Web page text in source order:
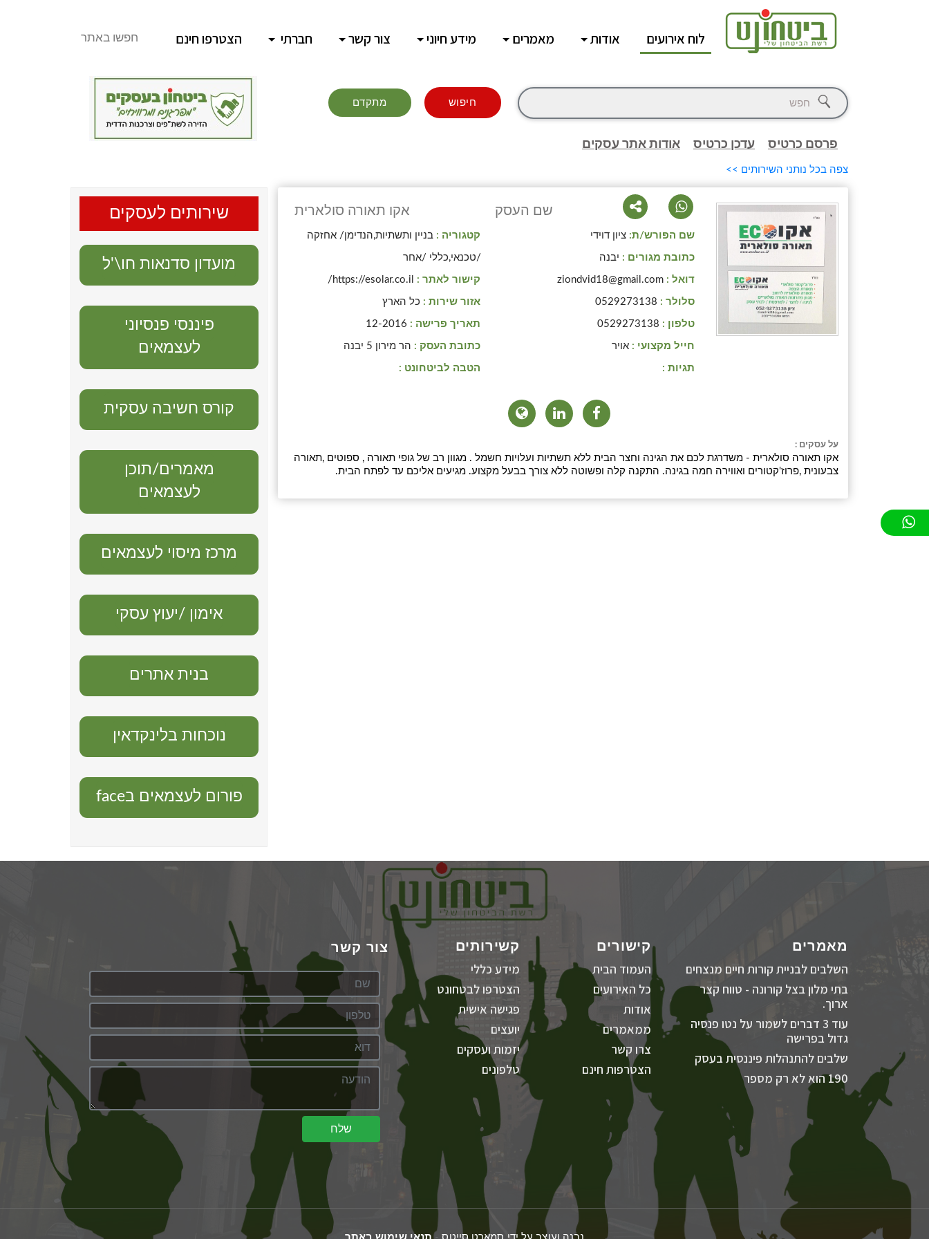
לוח אירועים אודות מאמרים מידע חיוני צור קשר חברתי הצטרפו חינם חפשו באתר
חיפוש מתקדם
פרסם כרטיס עדכן כרטיס אודות אתר עסקים
צפה בכל נותני השירותים >>
שם העסק אקו תאורה סולארית
שם הפורש/ת: ציון דוידי
כתובת מגורים : יבנה
דואל : ziondvid18@gmail.com
סלולר : 0529273138
טלפון : 0529273138
חייל מקצועי : אויר
תגיות :
קטגוריה : בניין ותשתיות,הנדימן/ אחזקה
/טכנאי,כללי /אחר
קישור לאתר : https://esolar.co.il/
אזור שירות : כל הארץ
תאריך פרישה : 12-2016
כתובת העסק : הר מירון 5 יבנה
הטבה לביטחונט :
על עסקים :
אקו תאורה סולארית - משדרגת לכם את הגינה וחצר הבית ללא תשתיות ועלויות חשמל . מגוון רב של גופי תאורה , ספוטים ,תאורה
צבעונית ,פרוז'קטורים ואווירה חמה בגינה. התקנה קלה ופשוטה ללא צורך בבעל מקצוע. מגיעים אליכם עד לפתח הבית.
שירותים לעסקים
מועדון סדנאות חו\'ל
פיננסי פנסיוני
לעצמאים
קורס חשיבה עסקית
מאמרים/תוכן
לעצמאים
מרכז מיסוי לעצמאים
אימון /יעוץ עסקי
בנית אתרים
נוכחות בלינקדאין
פורום לעצמאים בface
מאמרים
השלבים לבניית קורות חיים מנצחים
בתי מלון בצל קורונה - טווח קצר
ארוך.
עוד 3 דברים לשמור על נטו פנסיה
גדול בפרישה
שלבים להתנהלות פיננסית בעסק
190 הוא לא רק מספר
קישורים
העמוד הבית
כל האירועים
אודות
ממאמרים
צרו קשר
הצטרפות חינם
קשירותים
מידע כללי
הצטרפו לבטחונט
פגישה אישית
יועצים
יזמות ועסקים
טלפונים
צור קשר
שלח